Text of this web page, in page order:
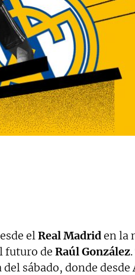
elReal Madriden la
futuro de Raúl González
sábado, donde desde